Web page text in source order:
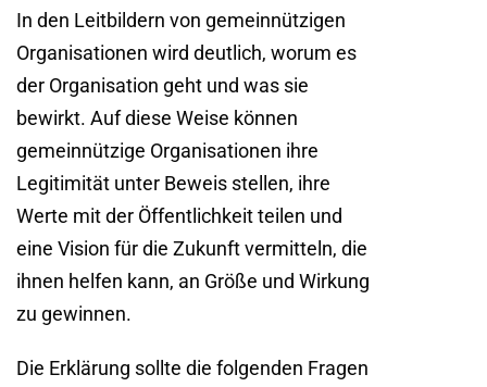
In den Leitbildern von gemeinnützigen
Organisationen wird deutlich, worum es
der Organisation geht und was sie
bewirkt. Auf diese Weise können
gemeinnützige Organisationen ihre
Legitimität unter Beweis stellen, ihre
Werte mit der Öffentlichkeit teilen und
eine Vision für die Zukunft vermitteln, die
ihnen helfen kann, an Größe und Wirkung
zu gewinnen.
Die Erklärung sollte die folgenden Fragen